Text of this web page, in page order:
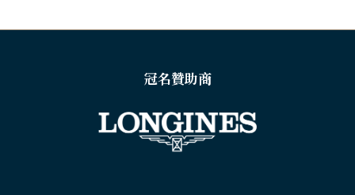
冠名贊助商